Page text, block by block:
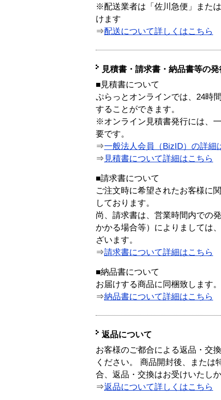
※配送業者は「佐川急便」また
けます
⇒配送について詳しくはこちら
見積書・請求書・納品書等の
■見積書について
ぷらっとオンラインでは、24時
することができます。
※オンライン見積書発行には、
要です。
⇒一般法人会員（BizID）の詳細
⇒ 見積書について詳細はこちら
■請求書について
ご注文時に希望されたお客様に
しております。
尚、請求書は、営業時間内での
かかる場合等）によりましては
ざいます。
⇒請求書について詳細はこちら
■納品書について
お届けする商品に同梱致します。
⇒納品書について詳細はこちら
返品について
お客様のご都合による返品・交
ください。 商品開封後、または
合、返品・交換はお受けいたし
⇒返品について詳しくはこちら